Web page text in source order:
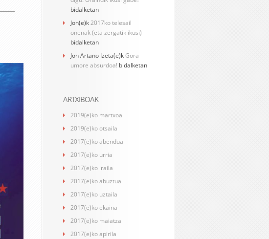
bidalketan
Jon(e)k2017ko telesail
onenak (eta zergatik ikusi)
bidalketan
Jon Artano Izeta(e)kGora
umore absurdoa! bidalketan
ARTXIBOAK
2019(e)ko martxoa
2019(e)ko otsaila
2017(e)ko abendua
2017(e)ko urria
2017(e)ko iraila
2017(e)ko abuztua
2017(e)ko uztaila
2017(e)ko ekaina
2017(e)ko maiatza
2017(e)ko apirila